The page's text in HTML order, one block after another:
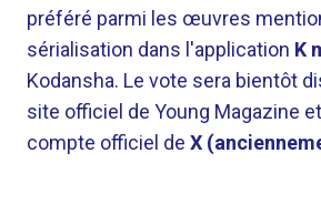
préféré parmi les œuvres
sérialisation dans l'application K
Kodansha. Le vote sera bientôt
site officiel de Young Magazine
compte officiel de X